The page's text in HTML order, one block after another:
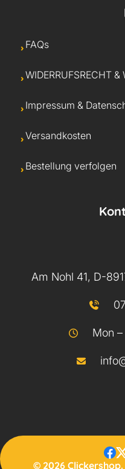
FAQs
WIDERRUFSRECHT &
Impressum &
Versandkosten
Bestellung verfolgen
Am Nohl 41, D-
Mon
© 2026